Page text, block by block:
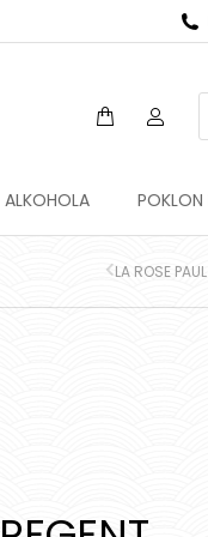
ALKOHOLA POKLON
LA ROSE